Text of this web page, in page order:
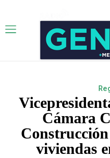
Cámara
viviendas